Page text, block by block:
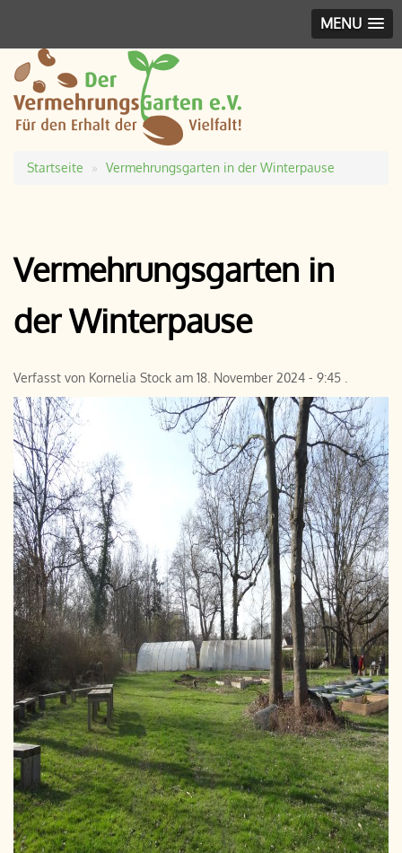
MENU
Pfadnavigation
Startseite Vermehrungsgarten in der Winterpause
Vermehrungsgarten in
der Winterpause
Verfasst von Kornelia Stock am 18. November 2024 - 9:45